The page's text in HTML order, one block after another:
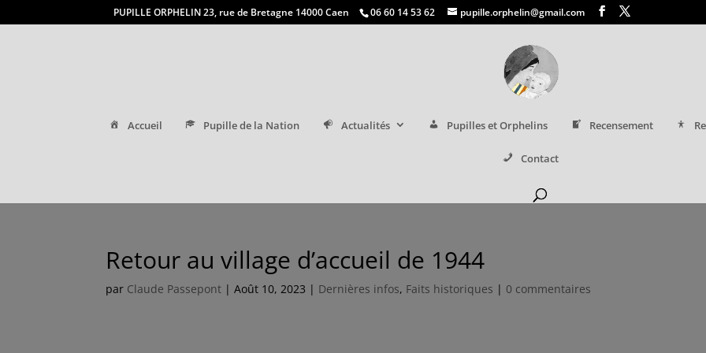
PUPILLE ORPHELIN 23, rue de Bretagne 14000 Caen 06 60 14 53 62 pupille.orphelin@gmail.com
Accueil Pupille de la Nation Actualités Pupilles et Orphelins Recensement
Contact
Retour au village d’accueil de 1944
par Claude Passepont |Août 10, 2023 | Dernières infos, Faits historiques | 0 commentaires